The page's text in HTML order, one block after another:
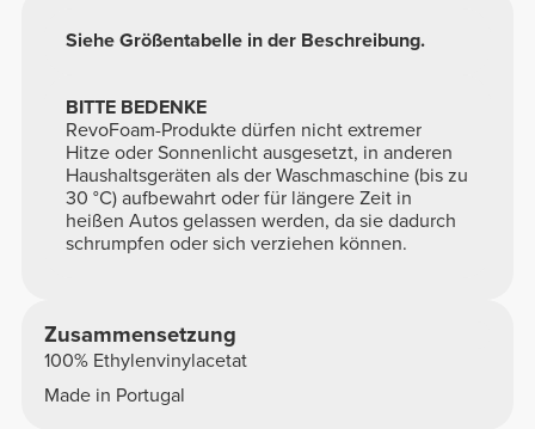
BITTE BEDENKE
RevoFoam-Produkte dürfen nicht extremer
Hitze oder Sonnenlicht ausgesetzt, in anderen
Haushaltsgeräten als der Waschmaschine (bis zu
30 °C) aufbewahrt oder für längere Zeit in
heißen Autos gelassen werden, da sie dadurch
schrumpfen oder sich verziehen können.
Siehe Größentabelle in der Beschreibung.
Zusammensetzung
100% Ethylenvinylacetat
Made in Portugal